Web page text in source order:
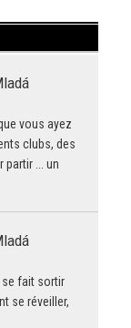
vous ayez
clubs, des
partir ... un
fait sortir
se réveiller,